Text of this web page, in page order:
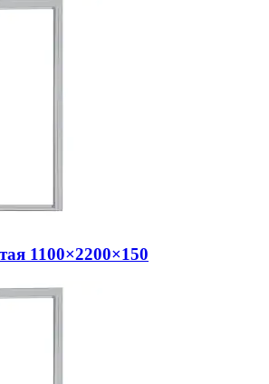
1100×2200×150